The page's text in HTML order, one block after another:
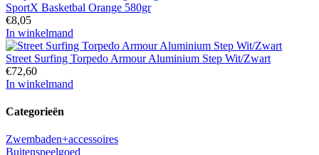
SportX Basketbal Orange 580gr
€8,05
In winkelmand
Street Surfing Torpedo Armour Aluminium Step Wit/Zwart
€72,60
In winkelmand
Categorieën
Zwembaden+accessoires
Buitenspeelgoed